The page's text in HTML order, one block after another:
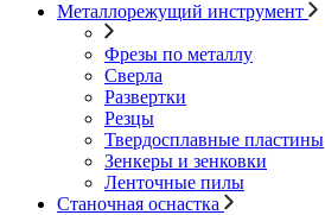
Металлорежущий инструмент
Фрезы по металлу
Сверла
Развертки
Резцы
Твердосплавные пластины
Зенкеры и зенковки
Ленточные пилы
Станочная оснастка